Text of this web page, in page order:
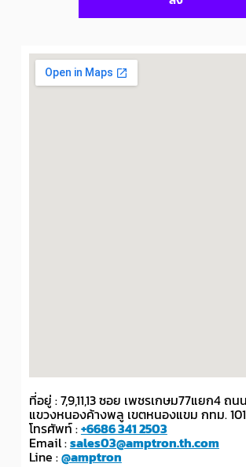
ที่อยู่ : 7,9,11,13 ซอย เพชรเกษม77แยก4 ถ
แขวงหนองค้างพลู เขตหนองแขม กทม.
โทรศัพท์ :+6686 341 2503
Email :sales03@amptron.th.com
Line :@amptron